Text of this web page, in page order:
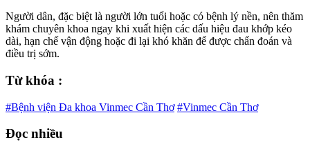
Người dân, đặc biệt là người lớn tuổi hoặc có bệnh lý nền, nên thăm
khám chuyên khoa ngay khi xuất hiện các dấu hiệu đau khớp kéo
dài, hạn chế vận động hoặc đi lại khó khăn để được chẩn đoán và
điều trị sớm.
Từ khóa :
#Bệnh viện Đa khoa Vinmec Cần Thơ #Vinmec Cần Thơ
Đọc nhiều